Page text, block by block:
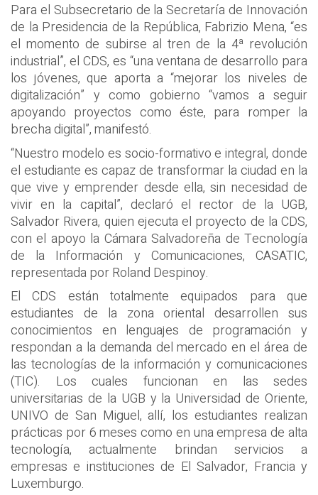
Para el Subsecretario de la Secretaría de Innovación
de la Presidencia de la República, Fabrizio Mena, “es
el momento de subirse al tren de la 4ª revolución
industrial”, el CDS, es “una ventana de desarrollo para
los jóvenes, que aporta a “mejorar los niveles de
digitalización” y como gobierno “vamos a seguir
apoyando proyectos como éste, para romper la
brecha digital”, manifestó.
“Nuestro modelo es socio-formativo e integral, donde
el estudiante es capaz de transformar la ciudad en la
que vive y emprender desde ella, sin necesidad de
vivir en la capital”, declaró el rector de la UGB,
Salvador Rivera, quien ejecuta el proyecto de la CDS,
con el apoyo la Cámara Salvadoreña de Tecnología
de la Información y Comunicaciones, CASATIC,
representada por Roland Despinoy.
El CDS están totalmente equipados para que
estudiantes de la zona oriental desarrollen sus
conocimientos en lenguajes de programación y
respondan a la demanda del mercado en el área de
las tecnologías de la información y comunicaciones
(TIC). Los cuales funcionan en las sedes
universitarias de la UGB y la Universidad de Oriente,
UNIVO de San Miguel, allí, los estudiantes realizan
prácticas por 6 meses como en una empresa de alta
tecnología, actualmente brindan servicios a
empresas e instituciones de El Salvador, Francia y
Luxemburgo.